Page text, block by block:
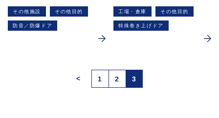
その他施設 その他目的
防音／防爆ドア
工場・倉庫 その他目的
特殊巻き上げドア
< 1 2 3